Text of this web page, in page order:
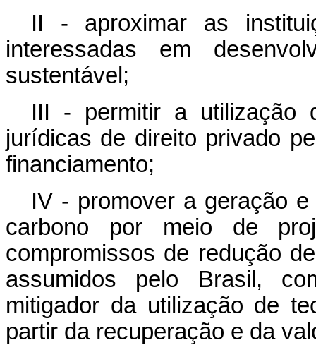
II - aproximar as
interessadas em
sustentável;
III - permitir a utilização
jurídicas de direito privado
financiamento;
IV - promover a geração
carbono por meio de
compromissos de redução
assumidos pelo Brasil,
mitigador da utilização de
partir da recuperação e da